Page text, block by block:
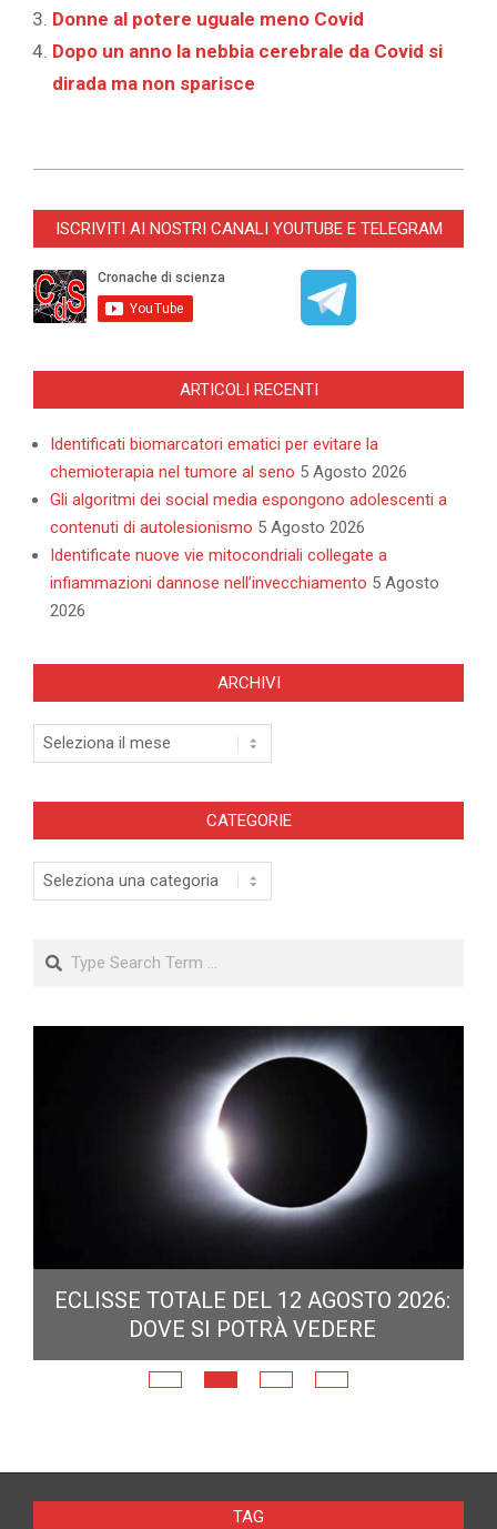
Donne al potere uguale meno Covid
Dopo un anno la nebbia cerebrale da Covid si
dirada ma non sparisce
04-
ISCRIVITI AI NOSTRI CANALI YOUTUBE E TELEGRAM
ARTICOLI RECENTI
Identificati biomarcatori ematici per evitare la
chemioterapia nel tumore al seno 5 Agosto 2026
Gli algoritmi dei social media espongono adolescenti a
contenuti di autolesionismo 5 Agosto 2026
Identificate nuove vie mitocondriali collegate a
infiammazioni dannose nell’invecchiamento 5 Agosto
2026
ARCHIVI
Archivi
CATEGORIE
Categorie
Search
ECLISSE TOTALE DEL 12 AGOSTO 2026:
DOVE SI POTRÀ VEDERE
TAG